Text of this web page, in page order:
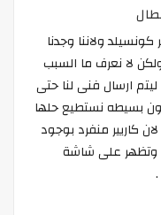
ولاننا وجدنا
لا نعرف ما السبب
ارسال فنى لنا حتى
بسيطه نستطيع حلها
كاريير منفرد بوجود
وتظهر على شاشة